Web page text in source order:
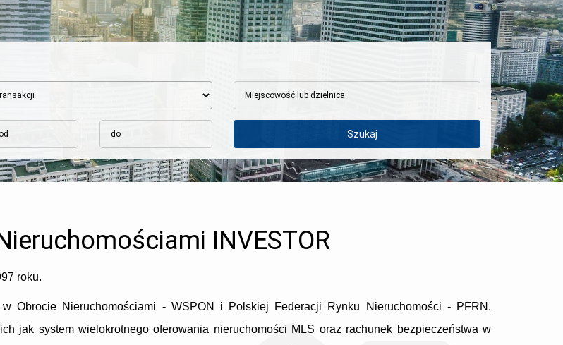
INVESTOR
roku.
Obrocie Nieruchomościami - WSPON i Polskiej Federacji Rynku Nieruchomości - PFRN.
jak system wielokrotnego oferowania nieruchomości MLS oraz rachunek bezpieczeństwa w